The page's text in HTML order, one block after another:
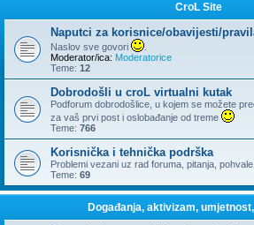
CroL Site
Naputci za korisnice/obavijesti/
Naslov sve govori
Moderator/ica: Moderatorice
Teme: 12
Dobrodošli u croL virtualni kutak
Podforum dobrodošlice, u kojem se možete
za vaš prvi post i oslobađanje od treme
Teme: 766
Korisnička i tehnička podrška
Problemi vezani uz rad foruma, pitanja,
Teme: 69
Događanja, aktivizam,